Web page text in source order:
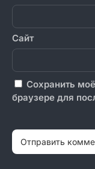
Сайт
Сохранить
браузере для